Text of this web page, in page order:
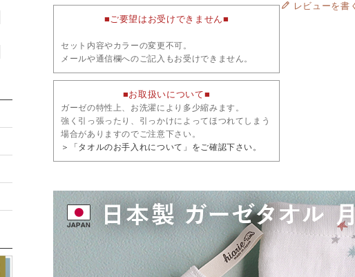
■ご要望はお受けできません■
セット内容やカラーの変更不可。
メールや通信欄へのご記入もお受けできません。
■お取扱いについて■
ガーゼの特性上、お洗濯により多少縮みます。
強く引っ張ったり、引っかけによってほつれてしまう
場合がありますのでご注意下さい。
＞「タオルのお手入れについて」をご確認下さい。
レビューを書